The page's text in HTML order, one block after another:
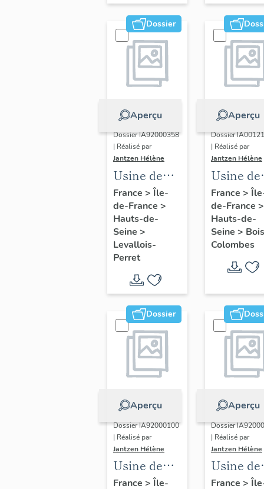
Dossier
Aperçu
Dossier IA92000358
| Réalisé par
Jantzen Hélène
Usine de
construction
mécanique
Bergougnan
(détruit
après
inventaire)
France > Île-
de-France >
Hauts-de-
Seine >
Levallois-
Perret
Aperçu
Dossier
| Réalisé par
Jantzen Hélène
Usine de
dite
(détruit
après
France >
de-France >
Hauts-de-
Seine >
Colombes
Dossier
Aperçu
Dossier IA92000100
| Réalisé par
Jantzen Hélène
Usine de
construction
France > Île-
Aperçu
Dossier
| Réalisé par
Jantzen Hélène
Usine de
France >